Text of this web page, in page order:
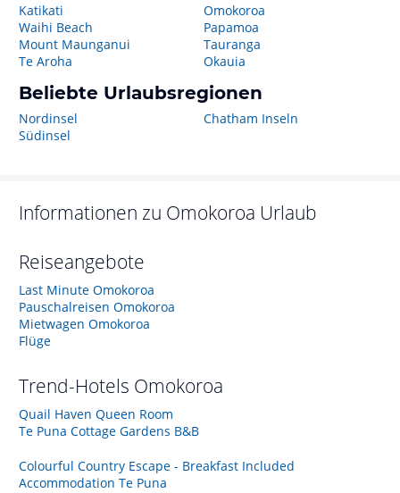
Katikati
Waihi Beach
Mount Maunganui
Te Aroha
Omokoroa
Papamoa
Tauranga
Okauia
Beliebte Urlaubsregionen
Nordinsel
Südinsel
Chatham Inseln
Informationen zu Omokoroa Urlaub
Reiseangebote
Last Minute Omokoroa
Pauschalreisen Omokoroa
Mietwagen Omokoroa
Flüge
Trend-Hotels Omokoroa
Quail Haven Queen Room
Te Puna Cottage Gardens B&B
Colourful Country Escape - Breakfast Included
Accommodation Te Puna